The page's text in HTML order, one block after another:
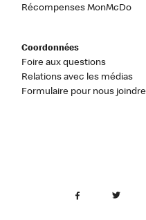
Récompenses MonMcDo
Coordonnées
Foire aux questions
Relations avec les médias
Formulaire pour nous joindre